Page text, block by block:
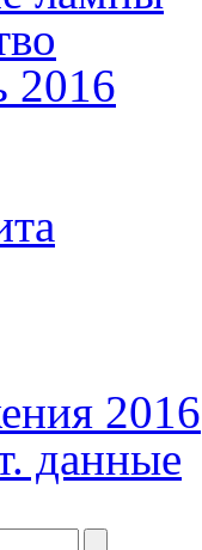
2016
2016
данные